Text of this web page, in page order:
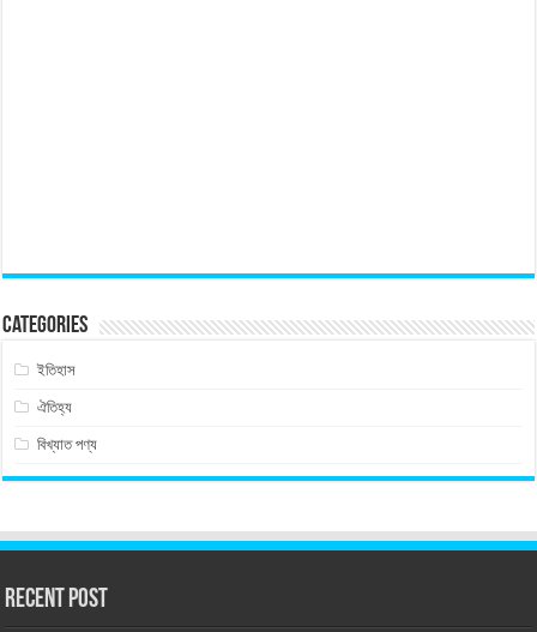
Categories
ইতিহাস
ঐতিহ্য
বিখ্যাত পণ্য
Recent Post